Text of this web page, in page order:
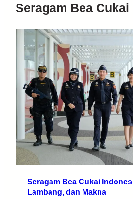
Seragam Bea Cukai
Seragam Bea Cukai
Lambang, dan Makna